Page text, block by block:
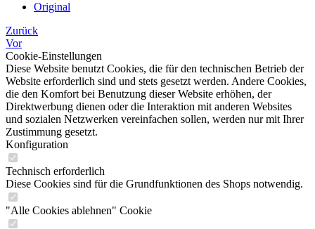
Original
Zurück
Vor
Cookie-Einstellungen
Diese Website benutzt Cookies, die für den technischen Betrieb der
Website erforderlich sind und stets gesetzt werden. Andere Cookies,
die den Komfort bei Benutzung dieser Website erhöhen, der
Direktwerbung dienen oder die Interaktion mit anderen Websites
und sozialen Netzwerken vereinfachen sollen, werden nur mit Ihrer
Zustimmung gesetzt.
Konfiguration
Technisch erforderlich
Diese Cookies sind für die Grundfunktionen des Shops notwendig.
"Alle Cookies ablehnen" Cookie